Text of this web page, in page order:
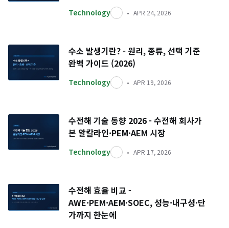
Technology APR 24, 2026
수소 발생기란? - 원리, 종류, 선택 기준
완벽 가이드 (2026)
Technology APR 19, 2026
수전해 기술 동향 2026 - 수전해 회사가
본 알칼라인·PEM·AEM 시장
Technology APR 17, 2026
수전해 효율 비교 -
AWE·PEM·AEM·SOEC, 성능·내구성·단
가까지 한눈에